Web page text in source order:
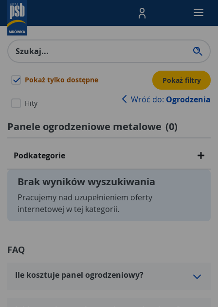
Menu Produktów,
Pokaż tylko dostępne
Hity
Pokaż filtry
Wróć do: Ogrodzenia
Panele ogrodzeniowe metalowe (0)
Podkategorie
Brak wyników wyszukiwania
Pracujemy nad uzupełnieniem oferty
internetowej w tej kategorii.
FAQ
Ile kosztuje panel ogrodzeniowy?